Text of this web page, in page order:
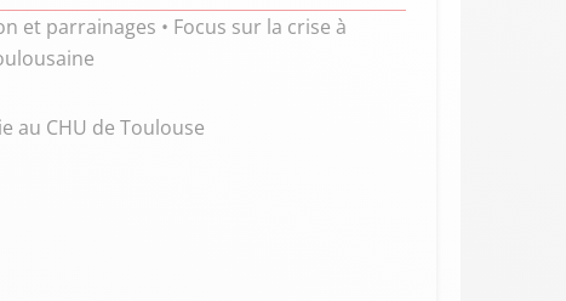
et parrainages • Focus sur la crise à
au CHU de Toulouse